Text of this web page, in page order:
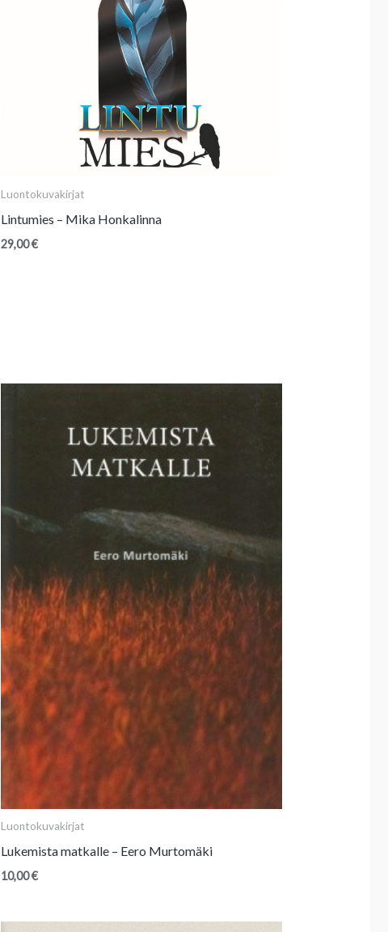
Luontokuvakirjat
Lintumies – Mika Honkalinna
29,00€
Luontokuvakirjat
Lukemista matkalle – Eero Murtomäki
10,00€